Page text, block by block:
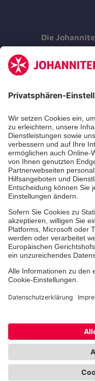
Die
Johanniter-
Johanniter
Treuenbrietzen GmbH
Cookie-Einstellungen
Impressum